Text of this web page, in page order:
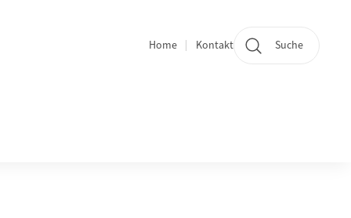
Quicklinks und Sprachwechsel
Home Kontakt Suche